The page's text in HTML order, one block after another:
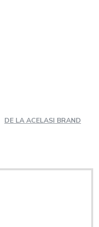
DE LA ACELASI BRAND